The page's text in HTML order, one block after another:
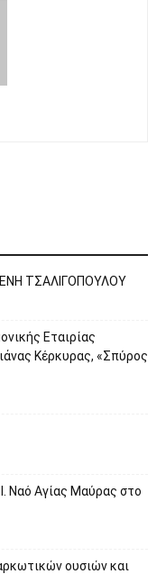
ΤΣΑΛΙΓΟΠΟΥΛΟΥ
Εταιρίας
Κέρκυρας, «Σπύρος
Ναό Αγίας Μαύρας στο
ουσιών και